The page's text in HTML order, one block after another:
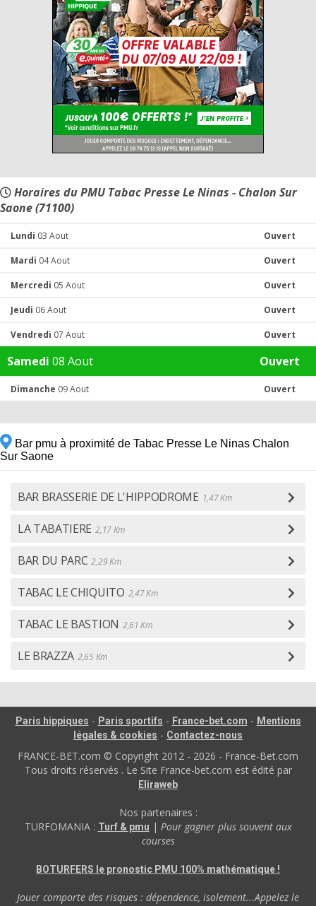
Horaires du PMU Tabac Presse Le Ninas - Chalon Sur
Saone (71100)
Lundi 03 Aout Ouvert
Mardi 04 Aout Ouvert
Mercredi 05 Aout Ouvert
Jeudi 06 Aout Ouvert
Vendredi 07 Aout Ouvert
Samedi 08 Aout Ouvert
Dimanche 09 Aout Ouvert
Bar pmu à proximité de Tabac Presse Le Ninas Chalon
Sur Saone
BAR BRASSERIE DE L'HIPPODROME 1,47 Km
LA TABATIERE 2,17 Km
BAR DU PARC 2,29 Km
TABAC LE CHIQUITO 2,47 Km
TABAC LE BASTION 2,61 Km
LE BRAZZA 2,65 Km
Paris hippiques - Paris sportifs - France-bet.com - Mentions
légales & cookies - Contactez-nous
FRANCE-BET.com © Copyright 2012 - 2026 - France-Bet.com
Tous droits réservés . Le Site France-bet.com est édité par
Eliraweb
Nos partenaires :
TURFOMANIA : Turf & pmu | Pour gagner plus souvent aux
courses
BOTURFERS le pronostic PMU 100% mathématique !
Jouer comporte des risques : dépendence, isolement...Appelez le